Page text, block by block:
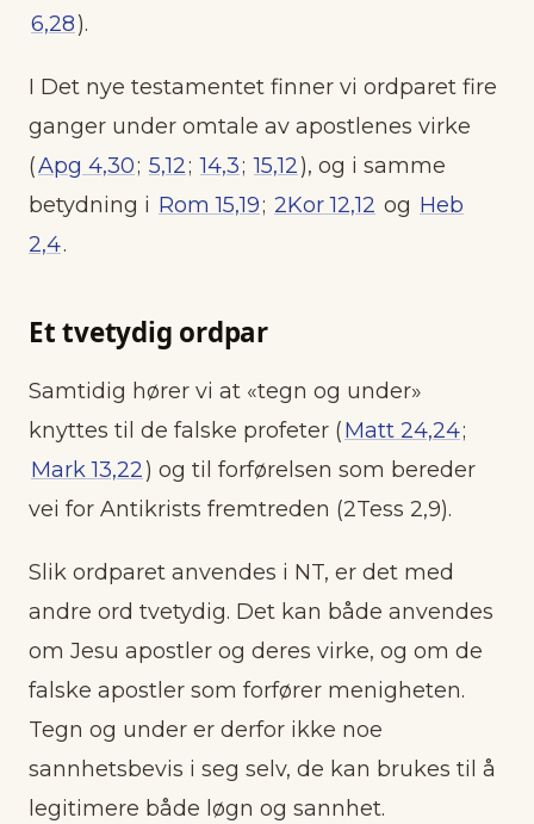
6,28).
I Det nye testamentet finner vi ordparet fire
ganger under omtale av apostlenes virke
(Apg 4,30; 5,12; 14,3; 15,12), og i samme
betydning i Rom 15,19; 2Kor 12,12 og Heb
2,4.
Et tvetydig ordpar
Samtidig hører vi at «tegn og under»
knyttes til de falske profeter (Matt 24,24;
Mark 13,22) og til forførelsen som bereder
vei for Antikrists fremtreden (2Tess 2,9).
Slik ordparet anvendes i NT, er det med
andre ord tvetydig. Det kan både anvendes
om Jesu apostler og deres virke, og om de
falske apostler som forfører menigheten.
Tegn og under er derfor ikke noe
sannhetsbevis i seg selv, de kan brukes til å
legitimere både løgn og sannhet.